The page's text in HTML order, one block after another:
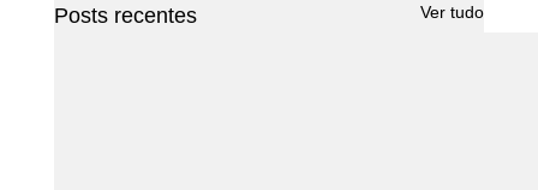
Posts recentes Ver tudo